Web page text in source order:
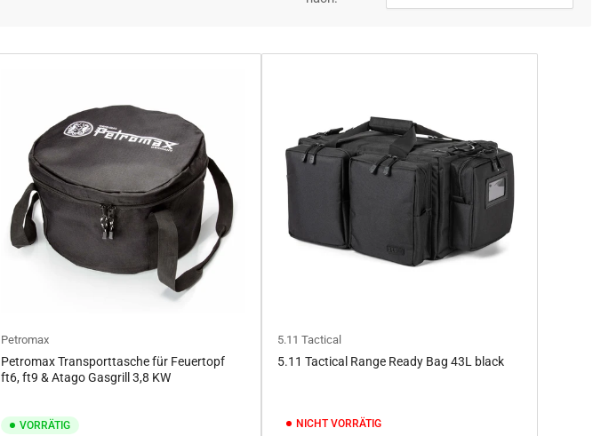
Petromax
Petromax Transporttasche für Feuertopf
ft6, ft9 & Atago Gasgrill 3,8 KW
VORRÄTIG
5.11 Tactical
5.11 Tactical Range Ready Bag 43L black
NICHT VORRÄTIG